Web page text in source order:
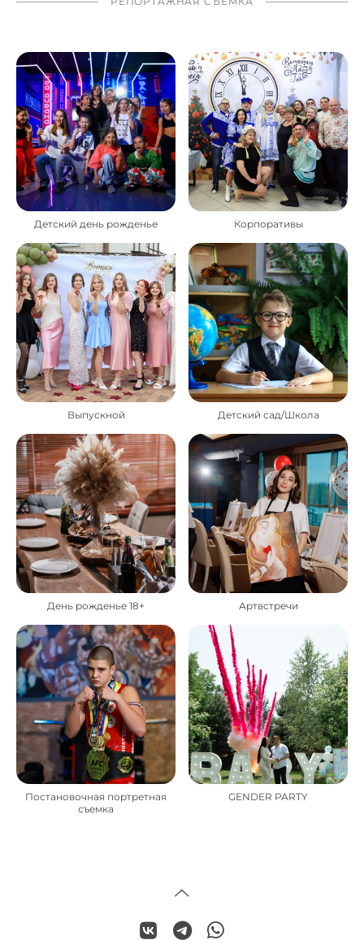
Детский день рожденье Корпоративы
Выпускной Детский сад/Школа
День рожденье 18+ Артвстречи
Постановочная портретная
съемка
GENDER PARTY